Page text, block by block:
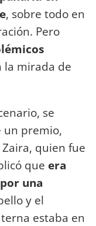
, sobre todo en
Pero
la mirada de
se
un premio,
Zaira, quien fue
que era
una
y el
estaba en